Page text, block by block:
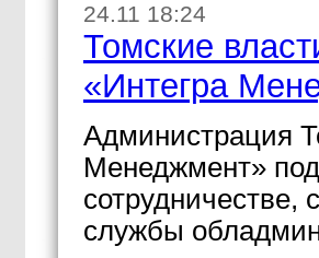
24.11 18:24
Томские
«Интегра
Администрация
Менеджмент»
службы